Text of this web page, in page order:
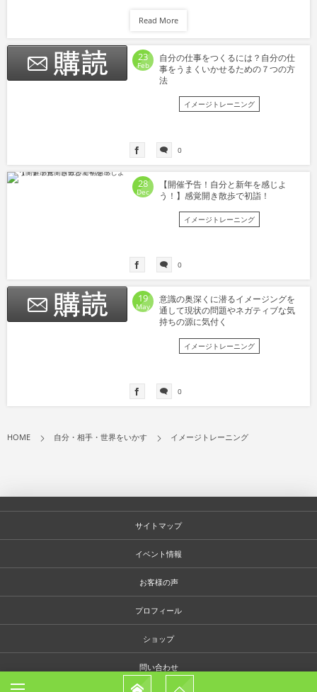
Read More
23
Feb
自分の仕事をつくるには？自分の仕
事をうまくいかせるための７つの方
法
イメージトレーニング
0
28
Dec
【開催予告！自分と新年を感じよ
う！】感覚開き散歩で初詣！
イメージトレーニング
0
19
May
意識の奥深くに潜るイメージングを
通して現状の問題やネガティブな気
持ちの源に気付く
イメージトレーニング
0
HOME 自分・相手・世界をいかす イメージトレーニング
サイトマップ
イベント情報
お客様の声
プロフィール
ショップ
問い合わせ